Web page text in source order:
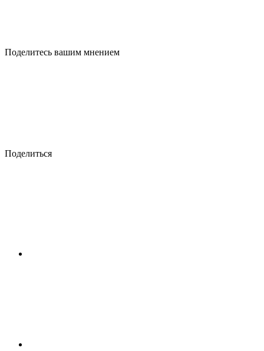
Поделитесь вашим мнением
Поделиться